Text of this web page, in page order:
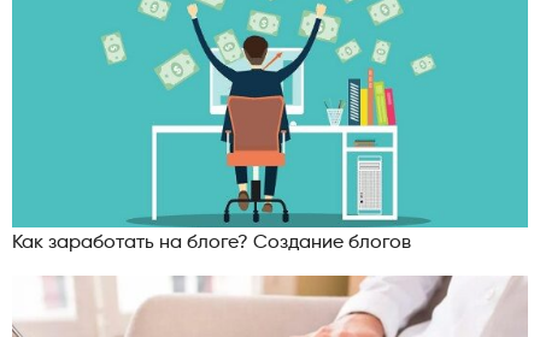
Как заработать на блоге? Создание блогов